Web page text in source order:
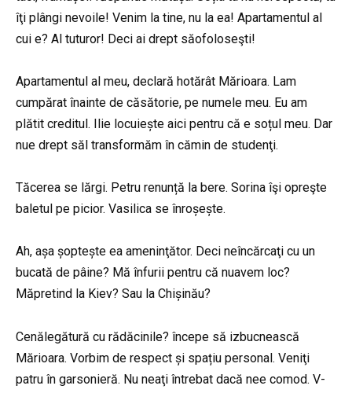
îţi plângi nevoile! Venim la tine, nu la ea! Apartamentul al
cui e? Al tuturor! Deci ai drept săofoloseşti!
Apartamentul al meu, declară hotărât Mărioara. Lam
cumpărat înainte de căsătorie, pe numele meu. Eu am
plătit creditul. Ilie locuiește aici pentru că e soțul meu. Dar
nue drept săl transformăm în cămin de studenţi.
Tăcerea se lărgi. Petru renunță la bere. Sorina îşi opreşte
baletul pe picior. Vasilica se înroșește.
Ah, așa șoptește ea ameninţător. Deci neîncărcaţi cu un
bucată de pâine? Mă înfurii pentru că nuavem loc?
Măpretind la Kiev? Sau la Chișinău?
Cenălegătură cu rădăcinile? începe să izbucnească
Mărioara. Vorbim de respect și spațiu personal. Veniţi
patru în garsonieră. Nu neaţi întrebat dacă nee comod. V-